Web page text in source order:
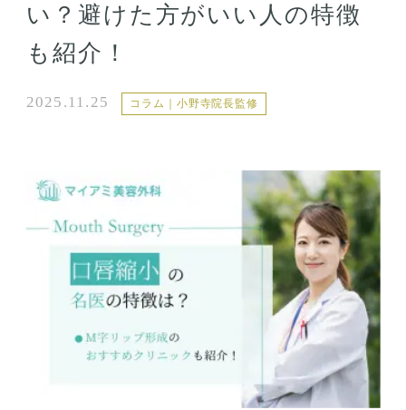
い？避けた方がいい人の特徴
も紹介！
2025.11.25 コラム｜小野寺院長監修